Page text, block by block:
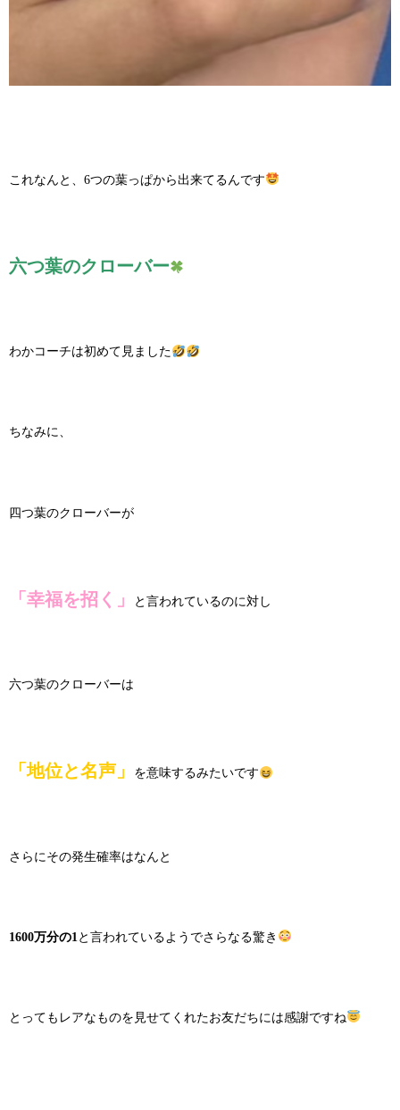
これなんと、6つの葉っぱから出来てるんです
六つ葉のクローバー
わかコーチは初めて見ました
ちなみに、
四つ葉のクローバーが
「幸福を招く」 と言われているのに対し
六つ葉のクローバーは
「地位と名声」 を意味するみたいです
さらにその発生確率はなんと
1600万分の1 と言われているようでさらなる驚き
とってもレアなものを見せてくれたお友だちには感謝ですね